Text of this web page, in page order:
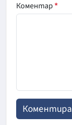
Коментар*